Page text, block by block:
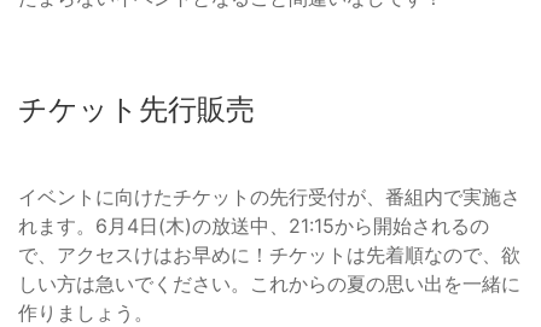
チケット先行販売
イベントに向けたチケットの先行受付が、番組内で実施さ
れます。6月4日(木)の放送中、21:15から開始されるの
で、アクセスけはお早めに！チケットは先着順なので、欲
しい方は急いでください。これからの夏の思い出を一緒に
作りましょう。